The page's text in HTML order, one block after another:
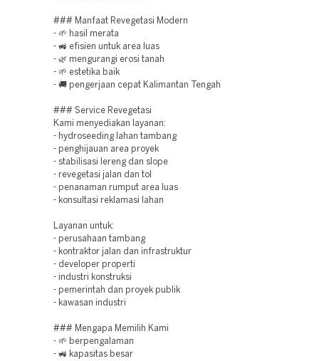
### Manfaat Revegetasi Modern
- 🌱 hasil merata
- 🚜 efisien untuk area luas
- 🌿 mengurangi erosi tanah
- 🌱 estetika baik
- 🚚 pengerjaan cepat Kalimantan Tengah
### Service Revegetasi
Kami menyediakan layanan:
- hydroseeding lahan tambang
- penghijauan area proyek
- stabilisasi lereng dan slope
- revegetasi jalan dan tol
- penanaman rumput area luas
- konsultasi reklamasi lahan
Layanan untuk:
- perusahaan tambang
- kontraktor jalan dan infrastruktur
- developer properti
- industri konstruksi
- pemerintah dan proyek publik
- kawasan industri
### Mengapa Memilih Kami
- 🌱 berpengalaman
- 🚜 kapasitas besar